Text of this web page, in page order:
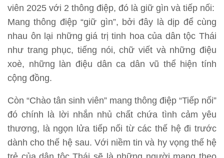
viên 2025 với 2 thông điệp, đó là giữ gìn và tiếp nối:
Mang thông điệp “giữ gìn”, bởi đây là dịp để cùng
nhau ôn lại những giá trị tinh hoa của dân tộc Thái
như trang phục, tiếng nói, chữ viết và những điệu
xoè, những làn điệu dân ca dân vũ thể hiện tính
cộng đồng.
Còn “Chào tân sinh viên” mang thông điệp “Tiếp nối”
đó chính là lời nhắn nhủ chất chứa tình cảm yêu
thương, là ngọn lửa tiếp nối từ các thế hệ đi trước
dành cho thế hệ sau. Với niềm tin và hy vọng thế hệ